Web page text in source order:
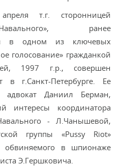
т.г. сторонницей
ранее
в одном из ключевых
голосование» гражданкой
1997 г.р., совершен
в г.Санкт-Петербурге. Ее
адвокат Даниил Берман,
интересы координатора
- Л.Чанышевой,
группы «Pussy Riot»
в шпионаже
Э.Гершковича.